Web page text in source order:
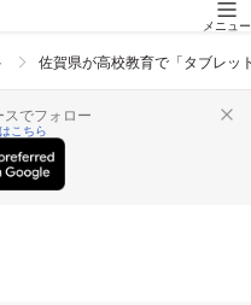
メニュー
佐賀県が高校教育で「タブレ
でフォロー
こちら